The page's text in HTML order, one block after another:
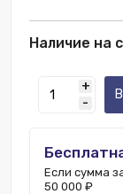
Наличие на
Казань:
30 шт.
21
Санкт-
Москва:252
+
-
Если сумма
50 000 ₽